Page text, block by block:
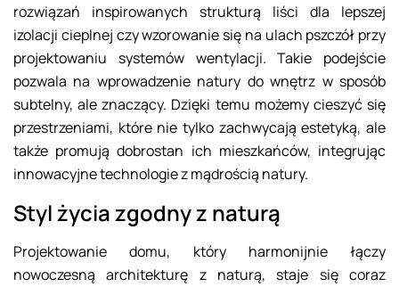
rozwiązań inspirowanych strukturą liści dla lepszej
izolacji cieplnej czy wzorowanie się na ulach pszczół przy
projektowaniu systemów wentylacji. Takie podejście
pozwala na wprowadzenie natury do wnętrz w sposób
subtelny, ale znaczący. Dzięki temu możemy cieszyć się
przestrzeniami, które nie tylko zachwycają estetyką, ale
także promują dobrostan ich mieszkańców, integrując
innowacyjne technologie z mądrością natury.
Styl życia zgodny z naturą
Projektowanie domu, który harmonijnie łączy
nowoczesną architekturę z naturą, staje się coraz